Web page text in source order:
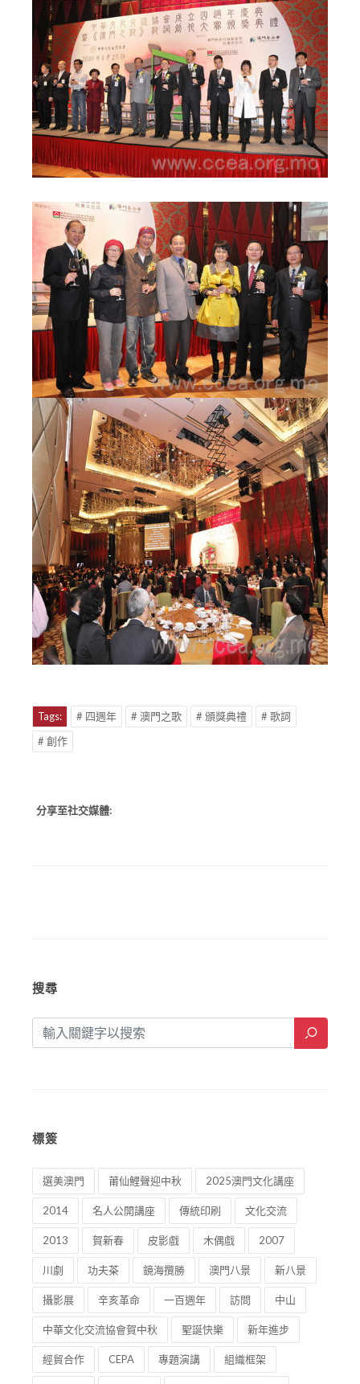
Tags: # 四週年 # 澳門之歌 # 頒獎典禮
# 歌詞
# 創作
分享至社交媒體:
搜尋
標簽
選美澳門 莆仙鯉聲迎中秋 2025澳門文化講座
2014 名人公開講座 傳統印刷 文化交流
2013 賀新春 皮影戲 木偶戲 2007
川劇 功夫茶 鏡海攬勝 澳門八景 新八景
攝影展 辛亥革命 一百週年 訪問 中山
中華文化交流協會賀中秋 聖誕快樂 新年進步
經貿合作 CEPA 專題演講 組織框架